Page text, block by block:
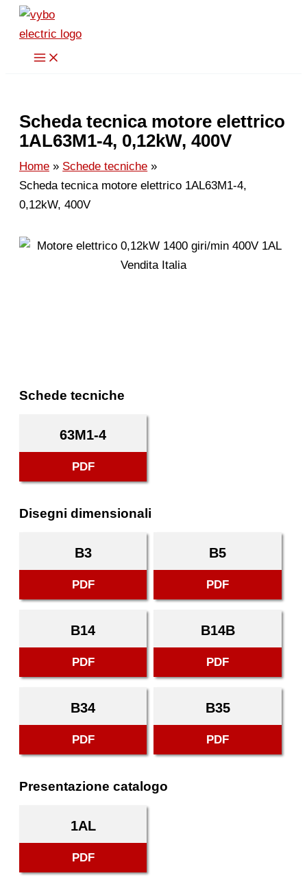
Vai
contenuto
Scheda tecnica motore elettrico
1AL63M1-4, 0,12kW, 400V
Home
Schede tecniche
Scheda tecnica motore elettrico 1AL63M1-4,
0,12kW, 400V
Schede tecniche
63M1-4
PDF
Disegni dimensionali
B3
PDF
B5
PDF
B14
PDF
B14B
PDF
B34
PDF
B35
PDF
Presentazione catalogo
1AL
PDF